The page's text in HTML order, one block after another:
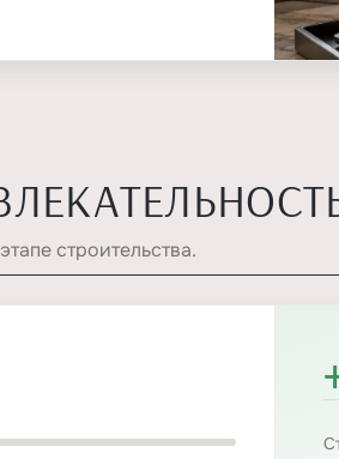
строительства.